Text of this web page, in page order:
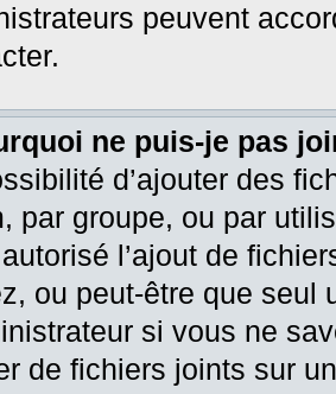
peuvent
ne puis-je pas
d’ajouter des
par groupe, ou par
l’ajout de
ou peut-être que seul
si vous ne
de fichiers joints sur